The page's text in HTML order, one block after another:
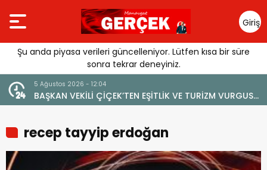
Giriş
Yap
Şu anda piyasa verileri güncelleniyor. Lütfen kısa bir süre
sonra tekrar deneyiniz.
4 Ağustos 2026 - 19:47
YENİ BİR DİN: SOSYAL MEDYA
recep tayyip erdoğan